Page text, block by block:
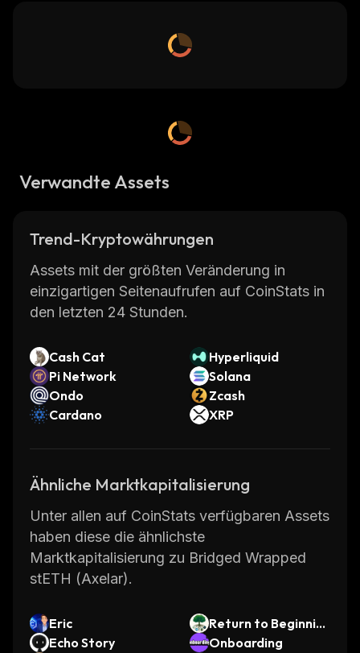
Verwandte Assets
Trend-Kryptowährungen
Assets mit der größten Veränderung in
einzigartigen Seitenaufrufen auf CoinStats in
den letzten 24 Stunden.
Cash Cat
Hyperliquid
Pi Network
Solana
Ondo
Zcash
Cardano
XRP
Ähnliche Marktkapitalisierung
Unter allen auf CoinStats verfügbaren Assets
haben diese die ähnlichste
Marktkapitalisierung zu Bridged Wrapped
stETH (Axelar).
Eric
Return to Beginnin
gs
Echo Story
Onboarding